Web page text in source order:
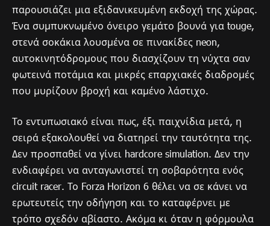
παρουσιάζει μια εξιδανικευμένη εκδοχή της χώρας.
Ένα συμπυκνωμένο όνειρο γεμάτο βουνά για touge,
στενά σοκάκια λουσμένα σε πινακίδες neon,
αυτοκινητόδρομους που διασχίζουν τη νύχτα σαν
φωτεινά ποτάμια και μικρές επαρχιακές διαδρομές
που μυρίζουν βροχή και καμένο λάστιχο.
Το εντυπωσιακό είναι πως, έξι παιχνίδια μετά, η
σειρά εξακολουθεί να διατηρεί την ταυτότητα της.
Δεν προσπαθεί να γίνει hardcore simulation. Δεν την
ενδιαφέρει να ανταγωνιστεί τη σοβαρότητα ενός
circuit racer. Το Forza Horizon 6 θέλει να σε κάνει να
ερωτευτείς την οδήγηση και το καταφέρνει με
τρόπο σχεδόν αβίαστο. Ακόμα κι όταν η φόρμουλα